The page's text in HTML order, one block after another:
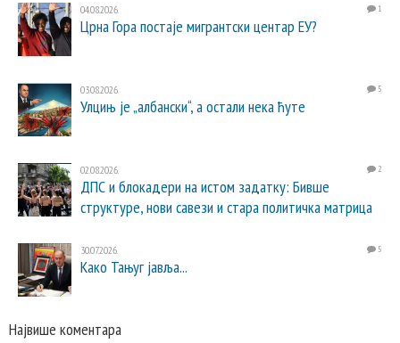
04.08.2026. 1
Црна Гора постаје мигрантски центар ЕУ?
03.08.2026. 5
Улцињ је „албански“, а остали нека ћуте
02.08.2026. 2
ДПС и блокадери на истом задатку: Бивше
структуре, нови савези и стара политичка матрица
30.07.2026. 5
Како Тањуг јавља...
Највише коментара